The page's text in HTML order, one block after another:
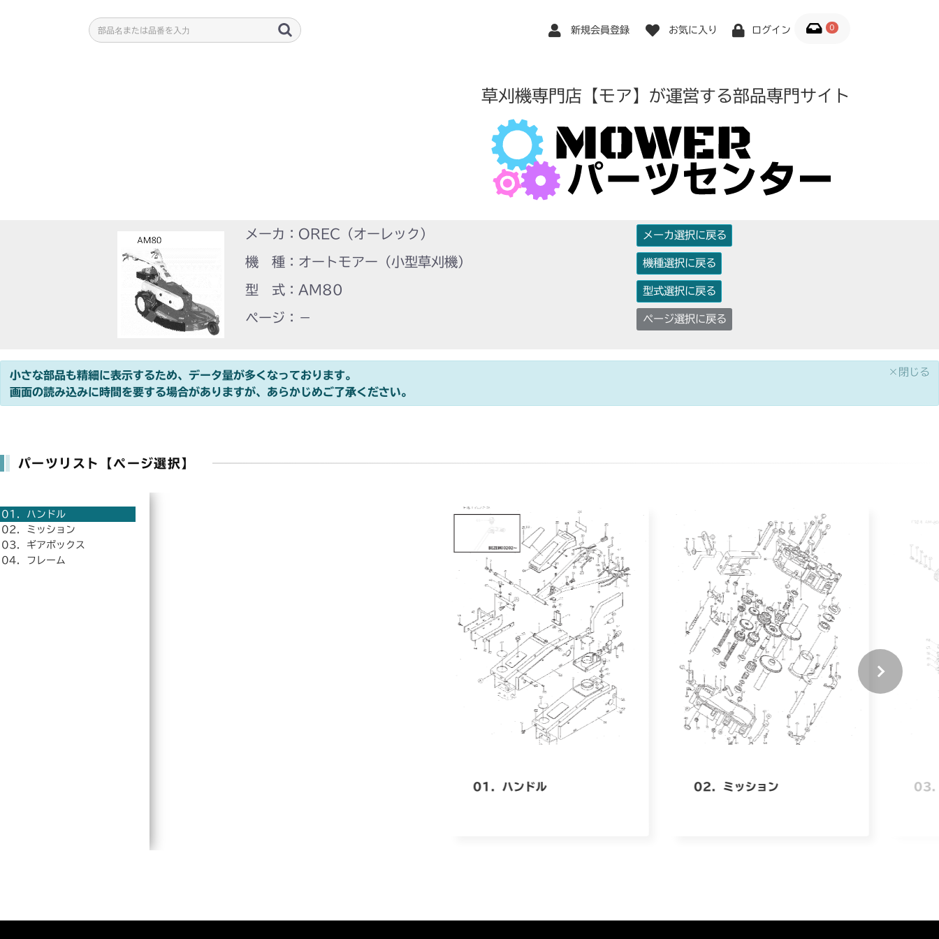
新規会員登録 お気に入り ログイン 0
草刈機専門店【モア】が運営する部品専門サイト
メーカ：OREC（オーレック）
機 種：オートモアー（小型草刈機）
型 式：AM80
ページ：－
メーカ選択に戻る
機種選択に戻る
型式選択に戻る
ページ選択に戻る
小さな部品も精細に表示するため、データ量が多くなっております。
画面の読み込みに時間を要する場合がありますが、あらかじめご了承ください。
×閉じる
パーツリスト【ページ選択】
01．ハンドル
02．ミッション
03．ギアボックス
04．フレーム
01．ハンドル 02．ミッション 03